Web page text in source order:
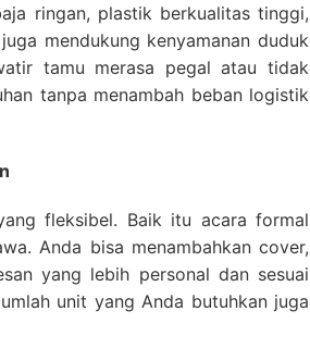
ringan, plastik berkualitas tinggi,
mendukung kenyamanan duduk
tamu merasa pegal atau tidak
tanpa menambah beban logistik
fleksibel. Baik itu acara formal
Anda bisa menambahkan cover,
yang lebih personal dan sesuai
unit yang Anda butuhkan juga